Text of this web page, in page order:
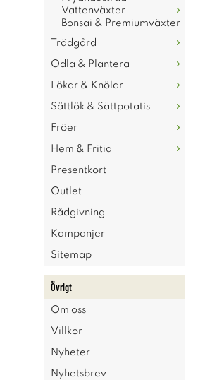
Vattenväxter
Bonsai & Premiumväxter
Trädgård
Odla & Plantera
Lökar & Knölar
Sättlök & Sättpotatis
Fröer
Hem & Fritid
Presentkort
Outlet
Rådgivning
Kampanjer
Sitemap
Övrigt
Om oss
Villkor
Nyheter
Nyhetsbrev